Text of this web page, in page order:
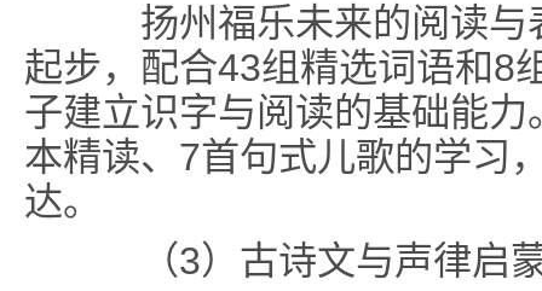
扬州福乐未来的阅读与
起步，配合43组精选词语和8
子建立识字与阅读的基础能
本精读、7首句式儿歌的学习
达。
（3）古诗文与声律启